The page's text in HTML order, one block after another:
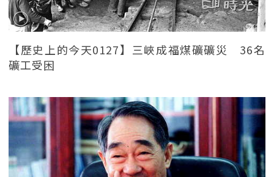
【歷史上的今天0127】三峽成福煤礦礦災 36名
礦工受困